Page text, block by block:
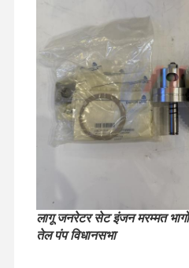
लागू जनरेटर सेट इंजन मरम्मत
तेल पंप विधानसभा